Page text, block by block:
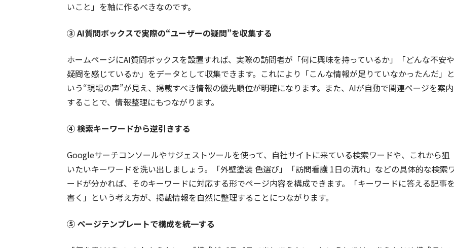
いこと」を軸に作るべきなのです。
③ AI質問ボックスで実際の“ユーザーの疑問”を収集する
ホームページにAI質問ボックスを設置すれば、実際の訪問者が「何に興味を持っているか」「どんな不安や
疑問を感じているか」をデータとして収集できます。これにより「こんな情報が足りていなかったんだ」
いう“現場の声”が見え、掲載すべき情報の優先順位が明確になります。また、AIが自動で関連ページを案内
することで、情報整理にもつながります。
④ 検索キーワードから逆引きする
Googleサーチコンソールやサジェストツールを使って、自社サイトに来ている検索ワードや、これから狙
いたいキーワードを洗い出しましょう。「外壁塗装 色選び」「訪問看護 1日の流れ」などの具体的な検索
ードが分かれば、そのキーワードに対応する形でページ内容を構成できます。「キーワードに答える記事
書く」という考え方が、掲載情報を自然に整理することにつながります。
⑤ ページテンプレートで構成を統一する